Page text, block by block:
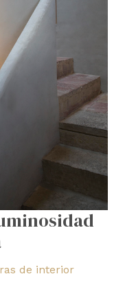
de interior